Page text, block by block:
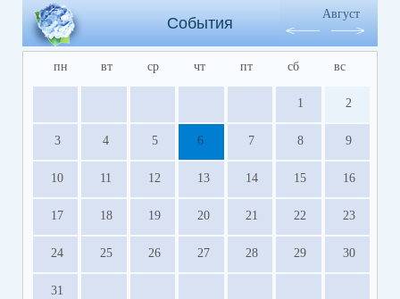
События
Август
пн вт ср чт пт сб вс
1 2
3 4 5 6 7 8 9
10 11 12 13 14 15 16
17 18 19 20 21 22 23
24 25 26 27 28 29 30
31